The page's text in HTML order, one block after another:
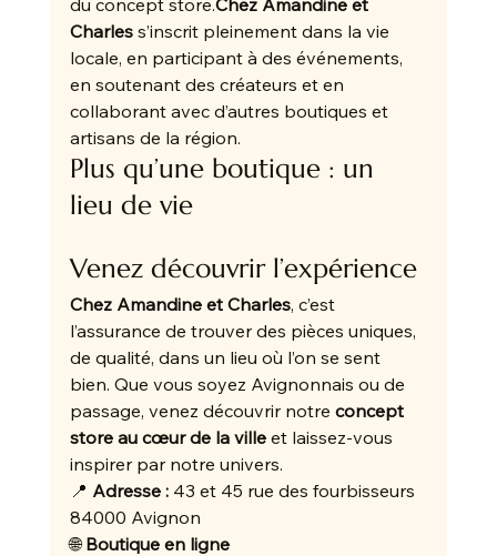
du concept store.Chez Amandine et
Charles s’inscrit pleinement dans la vie
locale, en participant à des événements,
en soutenant des créateurs et en
collaborant avec d’autres boutiques et
artisans de la région.
Plus qu’une boutique : un
lieu de vie
Venez découvrir l’expérience
Chez Amandine et Charles, c’est
l’assurance de trouver des pièces uniques,
de qualité, dans un lieu où l’on se sent
bien. Que vous soyez Avignonnais ou de
passage, venez découvrir notre concept
store au cœur de la ville et laissez-vous
inspirer par notre univers.
📍 Adresse : 43 et 45 rue des fourbisseurs
84000 Avignon
🌐 Boutique en ligne